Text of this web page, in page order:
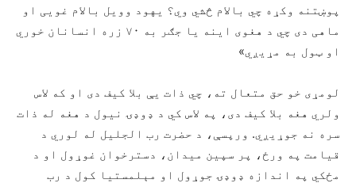
پوښتنه وکړه چي بالام څشي وي؟ یهود وویل بالام غویی او
ماهی دی چي د هغوی اینه یا جګر به ۷۰ زره انسانان خوري
او ټول به مړیږي»
لومړی خو حق متعال ته، چي ذات یې بلا کیف دی او که لاس
ولري هغه بلا کیف دی، په لاس کي د ډوډۍ نیول د هغه له ذات
سره نه جوړیږي. ورپسې، د حضرت رب الجلیل له لوري د
قیامت په ورځ، پر سپین میدان، دسترخوان غوړول او د
مځکي په اندازه ډوډۍ جوړول او مېلمستیا کول د رب